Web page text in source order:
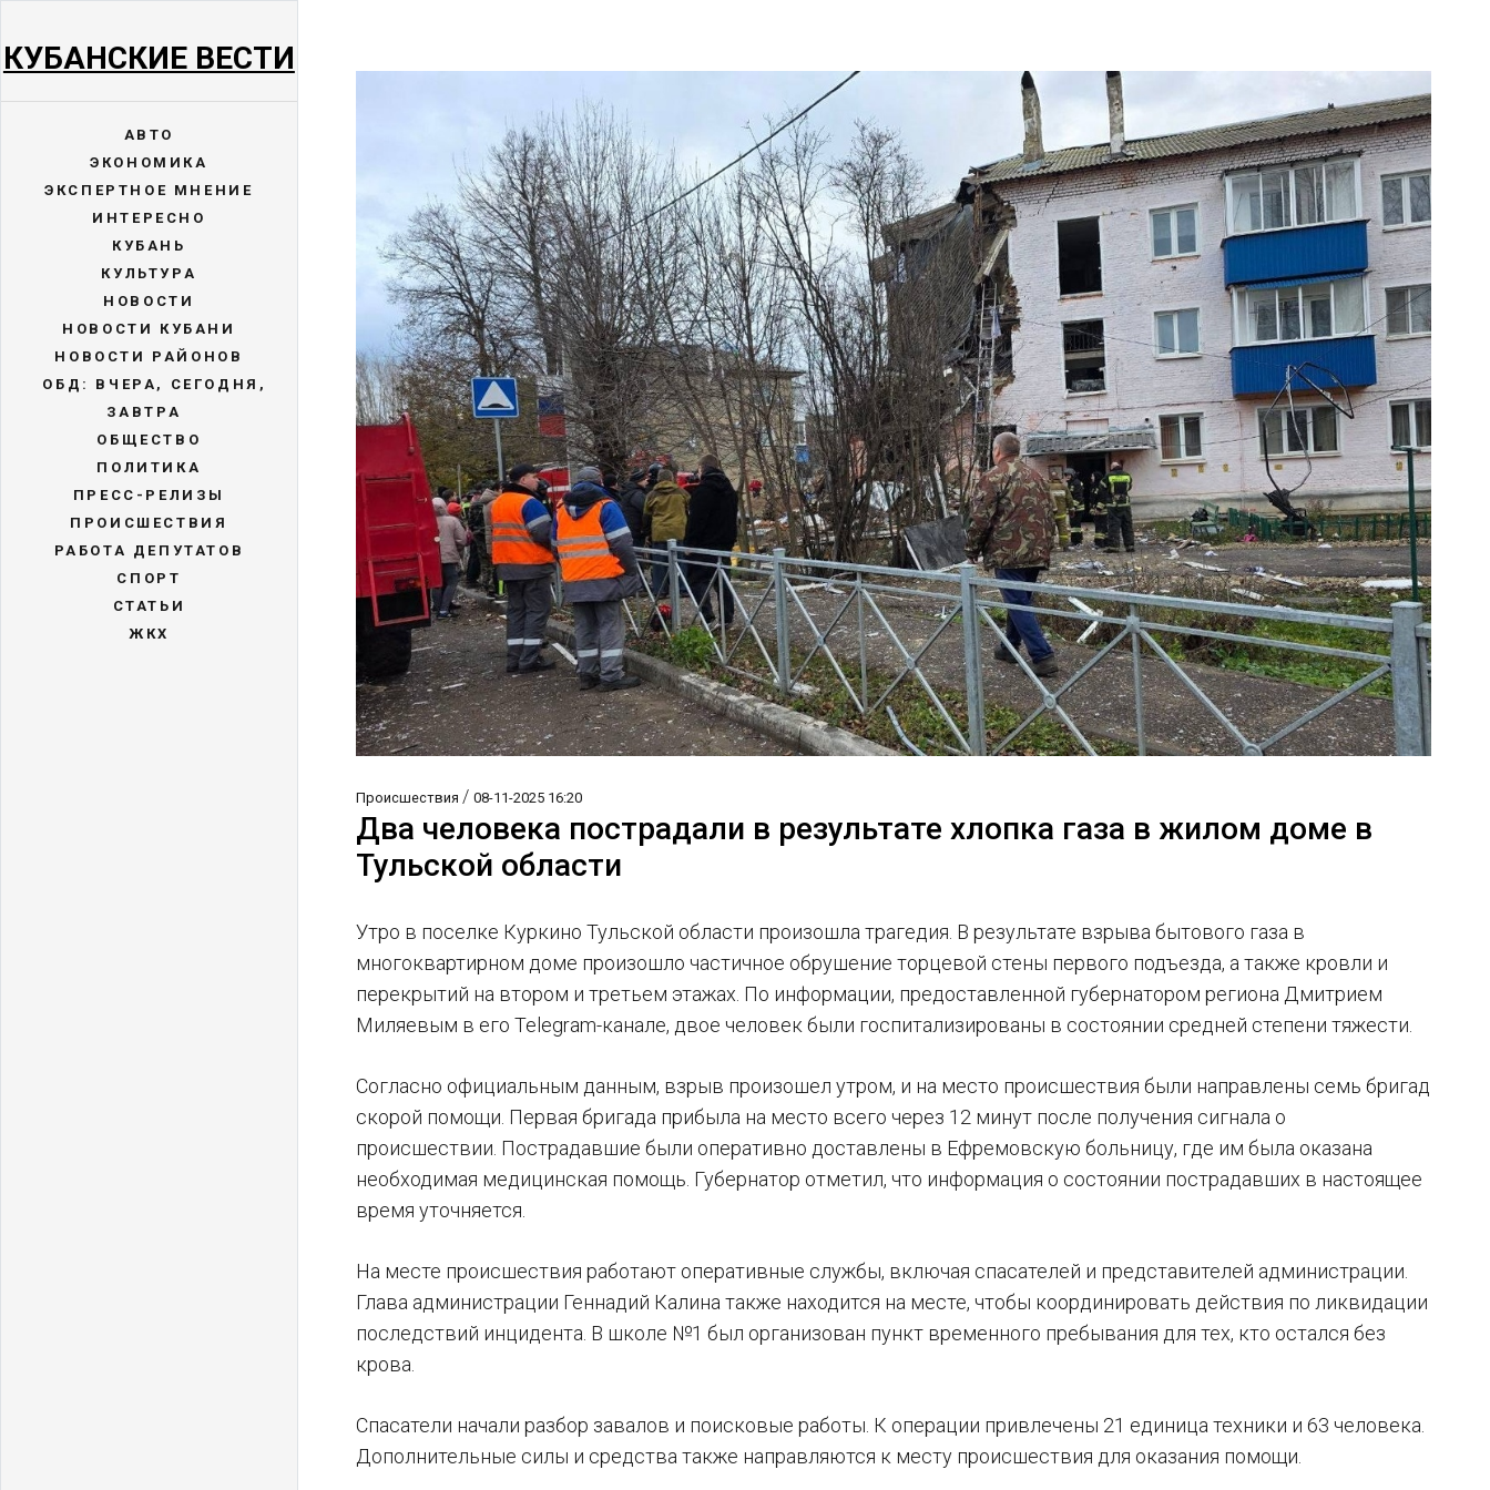
КУБАНСКИЕ ВЕСТИ
АВТО
ЭКОНОМИКА
ЭКСПЕРТНОЕ МНЕНИЕ
ИНТЕРЕСНО
КУБАНЬ
КУЛЬТУРА
НОВОСТИ
НОВОСТИ КУБАНИ
НОВОСТИ РАЙОНОВ
ОБД: ВЧЕРА, СЕГОДНЯ,
ЗАВТРА
ОБЩЕСТВО
ПОЛИТИКА
ПРЕСС-РЕЛИЗЫ
ПРОИСШЕСТВИЯ
РАБОТА ДЕПУТАТОВ
СПОРТ
СТАТЬИ
ЖКХ
Происшествия /08-11-2025 16:20
Два человека пострадали в результате хлопка газа в жилом доме в
Тульской области
Утро в поселке Куркино Тульской области произошла трагедия. В результате взрыва бытового газа в
многоквартирном доме произошло частичное обрушение торцевой стены первого подъезда, а также кровли и
перекрытий на втором и третьем этажах. По информации, предоставленной губернатором региона Дмитрием
Миляевым в его Telegram-канале, двое человек были госпитализированы в состоянии средней степени тяжести.
Согласно официальным данным, взрыв произошел утром, и на место происшествия были направлены семь бригад
скорой помощи. Первая бригада прибыла на место всего через 12 минут после получения сигнала о
происшествии. Пострадавшие были оперативно доставлены в Ефремовскую больницу, где им была оказана
необходимая медицинская помощь. Губернатор отметил, что информация о состоянии пострадавших в настоящее
время уточняется.
На месте происшествия работают оперативные службы, включая спасателей и представителей администрации.
Глава администрации Геннадий Калина также находится на месте, чтобы координировать действия по ликвидации
последствий инцидента. В школе №1 был организован пункт временного пребывания для тех, кто остался без
крова.
Спасатели начали разбор завалов и поисковые работы. К операции привлечены 21 единица техники и 63 человека.
Дополнительные силы и средства также направляются к месту происшествия для оказания помощи.